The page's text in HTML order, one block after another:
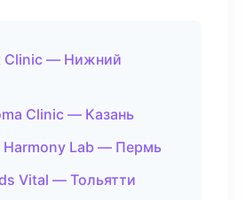
Clinic — Нижний
Clinic — Казань
Harmony Lab — Пермь
Vital — Тольятти